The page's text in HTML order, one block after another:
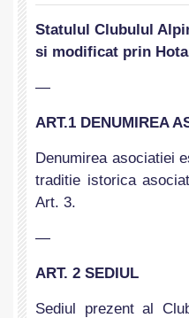
Statulul Clubulul
si modificat prin
—
ART.1 DENUMIREA
Denumirea asociatiei
traditie istorica
Art. 3.
—
ART. 2 SEDIUL
Sediul prezent al